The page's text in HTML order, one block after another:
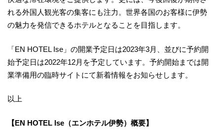
れる外国人観光客の集客にも注力。世界各国のお客様に伊勢
の魅力を発信できるホテルとなることを目指します。
「EN HOTEL Ise」の開業予定日は2023年3月、並びに予約開
始予定日は2022年12月を予定しています。予約開始までは開
業準備用の臨時サイトにて新着情報をお知らせします。
以上
【EN HOTEL Ise（エンホテル伊勢）概要】